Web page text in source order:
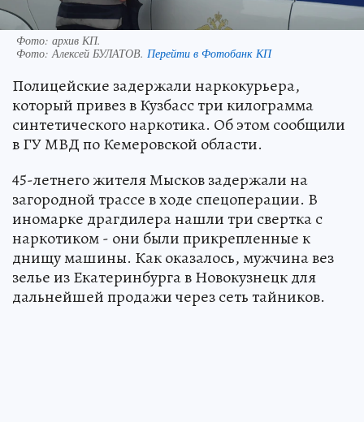
Фото: архив КП.
Фото:Алексей БУЛАТОВ. Перейти в Фотобанк КП
Полицейские задержали наркокурьера,
который привез в Кузбасс три килограмма
синтетического наркотика. Об этом сообщили
в ГУ МВД по Кемеровской области.
45-летнего жителя Мысков задержали на
загородной трассе в ходе спецоперации. В
иномарке драгдилера нашли три свертка с
наркотиком - они были прикрепленные к
днищу машины. Как оказалось, мужчина вез
зелье из Екатеринбурга в Новокузнецк для
дальнейшей продажи через сеть тайников.